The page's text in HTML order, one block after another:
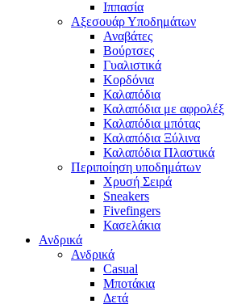
Ιππασία
Αξεσουάρ Υποδημάτων
Αναβάτες
Βούρτσες
Γυαλιστικά
Κορδόνια
Καλαπόδια
Καλαπόδια με αφρολέξ
Καλαπόδια μπότας
Καλαπόδια Ξύλινα
Καλαπόδια Πλαστικά
Περιποίηση υποδημάτων
Χρυσή Σειρά
Sneakers
Fivefingers
Κασελάκια
Ανδρικά
Ανδρικά
Casual
Μποτάκια
Δετά